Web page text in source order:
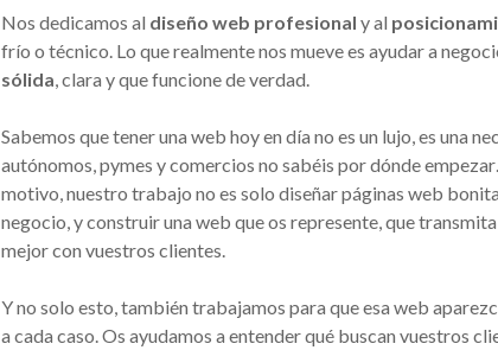
Nos dedicamos al diseño web profesional y al
frío o técnico. Lo que realmente nos mueve es ayudar a
sólida, clara y que funcione de verdad.
Sabemos que tener una web hoy en día no es un lujo, es una
autónomos, pymes y comercios no sabéis por dónde
motivo, nuestro trabajo no es solo diseñar páginas web
negocio, y construir una web que os represente, que
mejor con vuestros clientes.
Y no solo esto, también trabajamos para que esa web
a cada caso. Os ayudamos a entender qué buscan vuestros